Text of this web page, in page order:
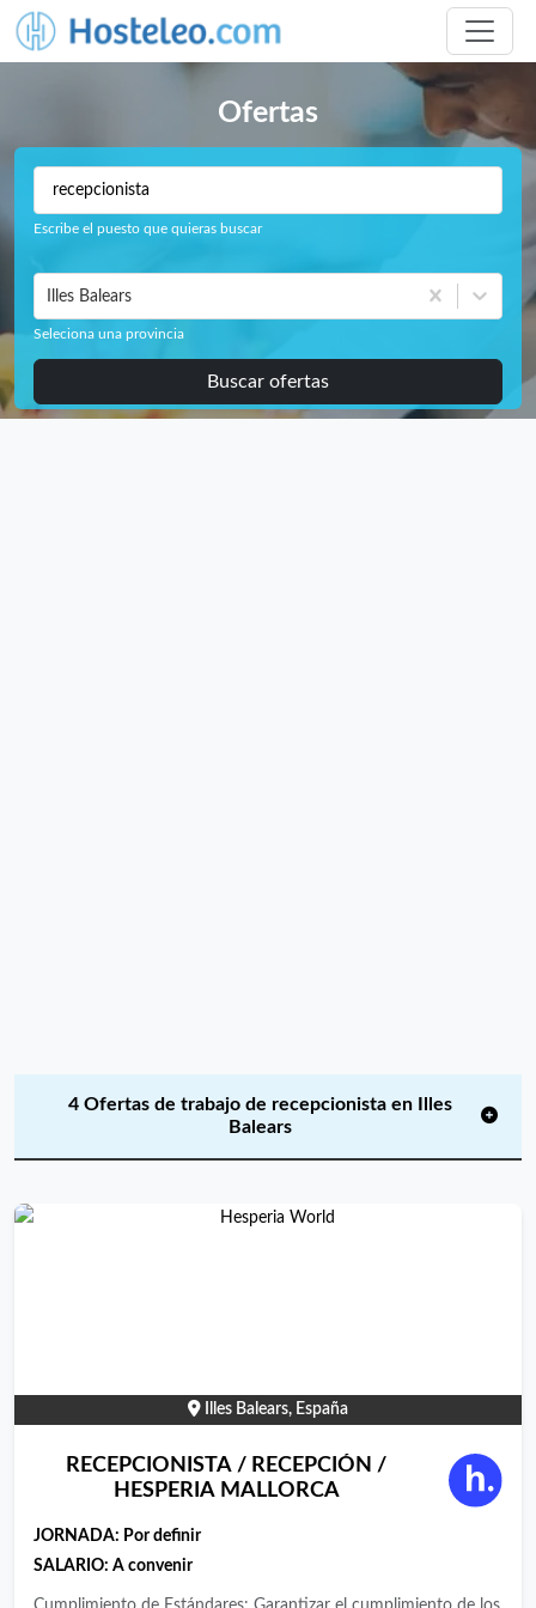
Ofertas
Escribe el puesto que quieras buscar
Illes Balears
Seleciona una provincia
Buscar ofertas
4 Ofertas de trabajo de recepcionista en Illes
Balears
Illes Balears, España
RECEPCIONISTA / RECEPCIÓN /
HESPERIA MALLORCA
JORNADA: Por definir
SALARIO: A convenir